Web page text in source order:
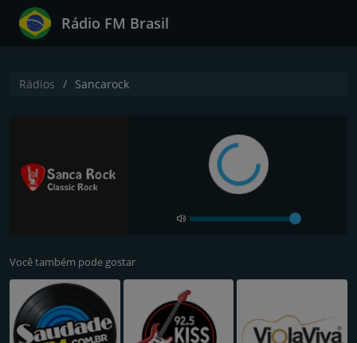
Rádio FM Brasil
Rádios Sancarock
Você também pode gostar